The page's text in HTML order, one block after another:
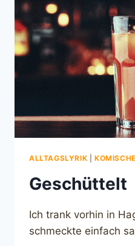
ALLTAGSLYRIK
Geschüttelt
Ich trank vorhin in
schmeckte einfach